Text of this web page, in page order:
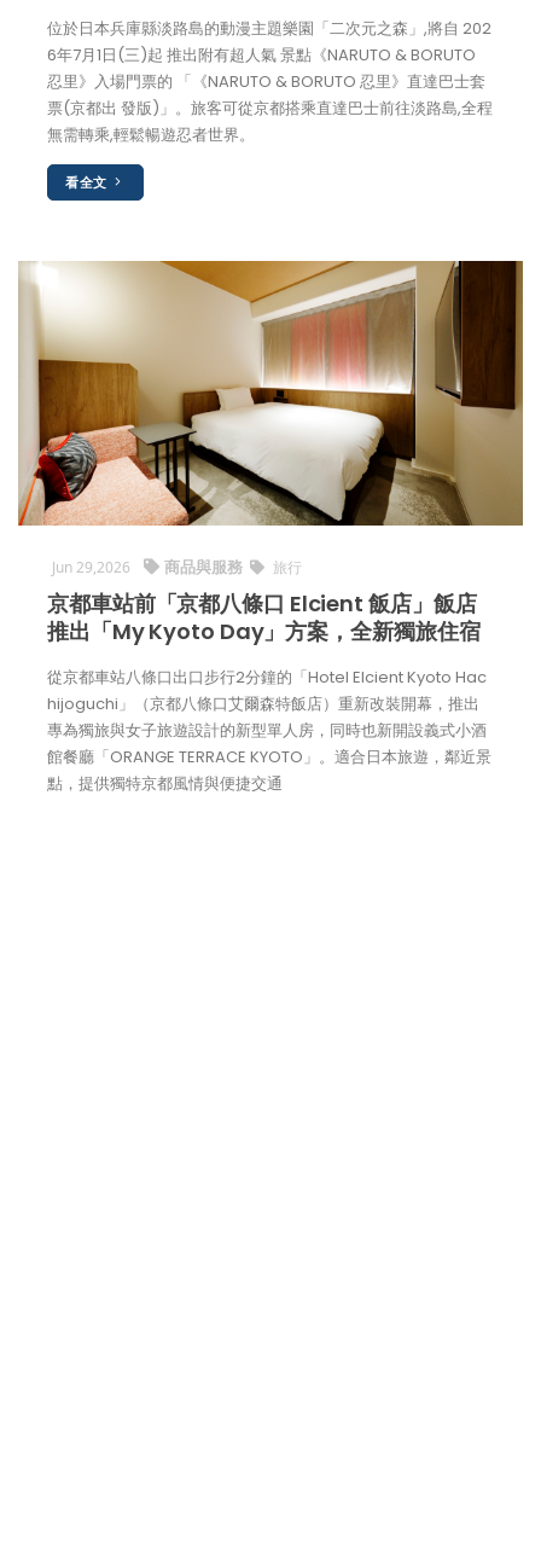
位於日本兵庫縣淡路島的動漫主題樂園「二次元之森」,將自 202
6年7月1日(三)起 推出附有超人氣 景點《NARUTO & BORUTO
忍里》入場門票的 「《NARUTO & BORUTO 忍里》直達巴士套
票(京都出 發版)」。旅客可從京都搭乘直達巴士前往淡路島,全程
無需轉乘,輕鬆暢遊忍者世界。
看全文
Jun 29,2026 商品與服務 旅行
京都車站前「京都八條口 Elcient 飯店」飯店
推出「My Kyoto Day」方案，全新獨旅住宿
從京都車站八條口出口步行2分鐘的「Hotel Elcient Kyoto Hac
hijoguchi」（京都八條口艾爾森特飯店）重新改裝開幕，推出
專為獨旅與女子旅遊設計的新型單人房，同時也新開設義式小酒
館餐廳「ORANGE TERRACE KYOTO」。適合日本旅遊，鄰近景
點，提供獨特京都風情與便捷交通